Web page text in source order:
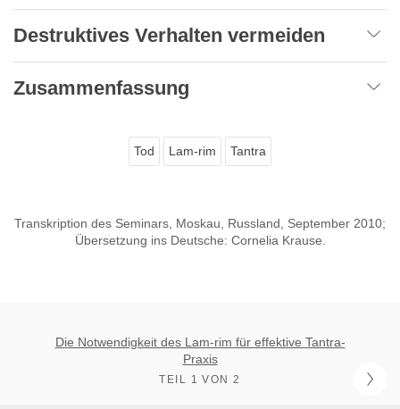
Destruktives Verhalten vermeiden
Zusammenfassung
Tod Lam-rim Tantra
Transkription des Seminars, Moskau, Russland, September 2010;
Übersetzung ins Deutsche: Cornelia Krause.
Die Notwendigkeit des Lam-rim für effektive Tantra-
Praxis
TEIL 1 VON 2